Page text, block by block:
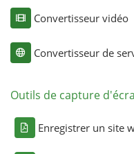
Convertisseur vidéo
Convertisseur de
Outils de capture
Enregistrer un site